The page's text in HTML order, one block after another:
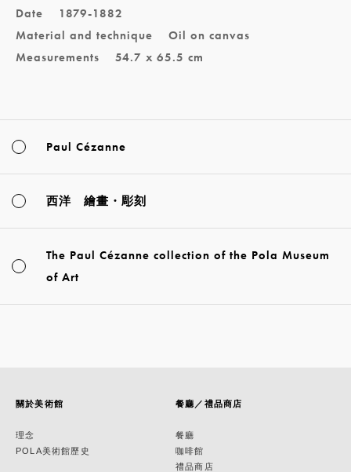
Date
1879-1882
Material and technique
Oil on canvas
Measurements
54.7 x 65.5 cm
Paul Cézanne
西洋 繪畫・彫刻
The Paul Cézanne collection of the Pola Museum
of Art
關於美術館
理念
POLA美術館歷史
餐廳／禮品商店
餐廳
咖啡館
禮品商店